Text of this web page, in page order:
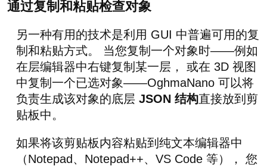
通过复制和粘贴检查对象
另一种有用的技术是利用 GUI 中普遍可用的复
制和粘贴方式。 当您复制一个对象时——例如
在层编辑器中右键复制某一层， 或在 3D 视图
中复制一个已选对象——OghmaNano 可以将
负责生成该对象的底层 JSON 结构直接放到剪
贴板中。
如果将该剪贴板内容粘贴到纯文本编辑器中
（Notepad、Notepad++、VS Code 等）， 您